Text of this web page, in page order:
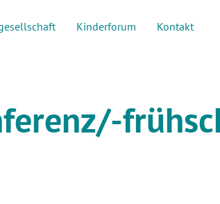
Kinderforum Kontakt